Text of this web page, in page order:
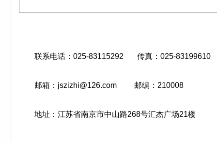
联系电话：025-83115292 传真：025-83199610
邮箱：jszizhi@126.com 邮编：210008
地址：江苏省南京市中山路268号汇杰广场21楼